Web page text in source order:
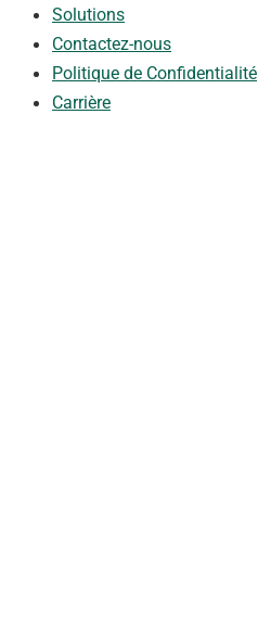
Solutions
Contactez-nous
Politique de Confidentialité
Carrière